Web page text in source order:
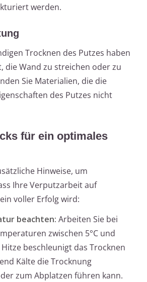
werden.
Trocknen des Putzes haben
die Wand zu streichen oder zu
Sie Materialien, die die
des Putzes nicht
für ein optimales
Hinweise, um
Ihre Verputzarbeit auf
voller Erfolg wird:
beachten: Arbeiten Sie bei
zwischen 5°C und
Hitze beschleunigt das Trocknen
Kälte die Trocknung
zum Abplatzen führen kann.